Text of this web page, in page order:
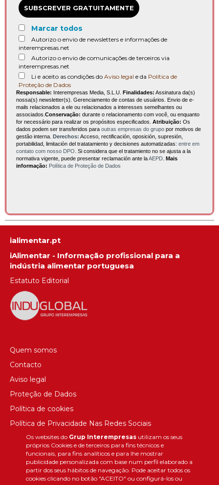
Os websites do Grup Interempresasutilizam os seus
próprios Cookies e de terceiros para fins técnicos e
funcionais, para fins analíticos e para lhe mostrar
publicidade personalizada com base num perfil elaborado a
partir dos seus hábitos de navegação. Pode aceitar todos os
cookies clicando no botão "ACEITO" ou configurá-los ou
SUBSCREVER GRATUITAMENTE
Marcar todos
Autorizo o envio de newsletters e informações de
interempresas.net
Autorizo o envio de comunicações de terceiros via
interempresas.net
Li e aceito as condições do Aviso legal e da Política de
Proteção de Dados
Responsable: Interempresas Media, S.L.U. Finalidades: Assinatura da(s)
nossa(s) newsletter(s). Gerenciamento de contas de usuários. Envio de e-
mails relacionados a ele ou relacionados a interesses semelhantes ou
associados. Conservação: durante o relacionamento com você, ou enquanto
for necessário para realizar os propósitos especificados. Atribuição: Os
dados podem ser transferidos para outras empresas do grupo por motivos de
gestão interna.
Derechos: Acceso, rectificación, oposición, supresión,
portabilidad, limitación del tratatamiento y decisiones automatizadas: entre em
contato com nosso DPO . Si considera que el tratamiento no se ajusta a la
normativa vigente, puede presentar reclamación ante laAEPD
Mais
informação: Política de Proteção de Dados
ialimentar.pt
iAlimentar - Informação profissional para a
indústria alimentar portuguesa
Estatuto Editorial
Quem somos
Contacto
Aviso legal
Proteção de Dados
Política de cookies
Política de Privacidade Nas Redes Sociais
Canal de denúncias
Colaborações editoriais